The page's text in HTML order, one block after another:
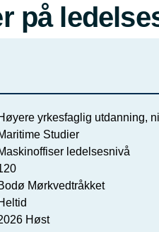
på
yrkesfaglig utdanning,
Studier
ledelsesnivå
Mørkvedtråkket
Høst